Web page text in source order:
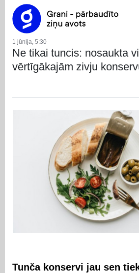
1 jūnija, 5:30
Ne tikai tuncis: nosaukta
vērtīgākajām zivju
Tunča konservi jau sen